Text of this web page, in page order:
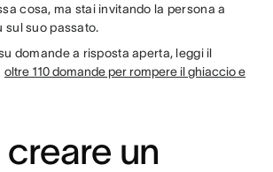
cosa, ma stai invitando la persona a
sul suo passato.
domande a risposta aperta, leggi il
oltre 110 domande per rompere il ghiaccio e
un